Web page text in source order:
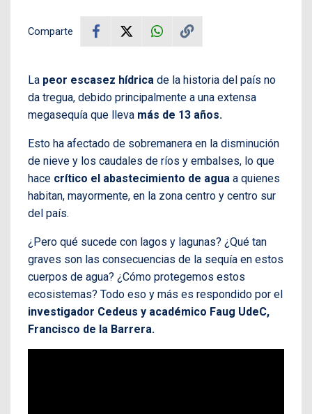
Comparte
La peor escasez hídrica de la historia del país no
da tregua, debido principalmente a una extensa
megasequía que lleva más de 13 años.
Esto ha afectado de sobremanera en la disminución
de nieve y los caudales de ríos y embalses, lo que
hace crítico el abastecimiento de agua a quienes
habitan, mayormente, en la zona centro y centro sur
del país.
¿Pero qué sucede con lagos y lagunas? ¿Qué tan
graves son las consecuencias de la sequía en estos
cuerpos de agua? ¿Cómo protegemos estos
ecosistemas? Todo eso y más es respondido por el
investigador Cedeus y académico Faug UdeC,
Francisco de la Barrera.